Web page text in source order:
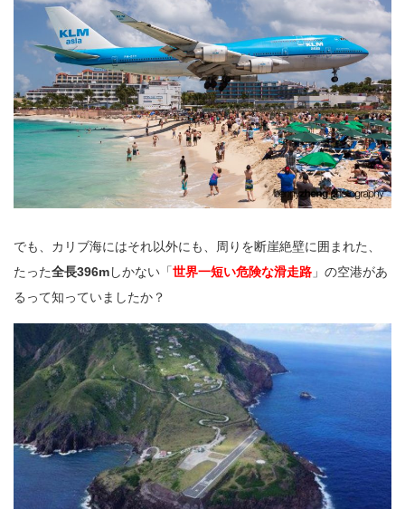
でも、カリブ海にはそれ以外にも、周りを断崖絶壁に囲まれた、
たった全長396mしかない「世界一短い危険な滑走路 」の空港があ
るって知っていましたか？